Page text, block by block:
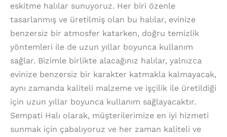
eskitme halılar sunuyoruz. Her biri özenle
tasarlanmış ve üretilmiş olan bu halılar, evinize
benzersiz bir atmosfer katarken, doğru temizlik
yöntemleri ile de uzun yıllar boyunca kullanım
sağlar. Bizimle birlikte alacağınız halılar, yalnızca
evinize benzersiz bir karakter katmakla kalmayacak,
aynı zamanda kaliteli malzeme ve işçilik ile üretildiği
için uzun yıllar boyunca kullanım sağlayacaktır.
Sempati Halı olarak, müşterilerimize en iyi hizmeti
sunmak için çabalıyoruz ve her zaman kaliteli ve